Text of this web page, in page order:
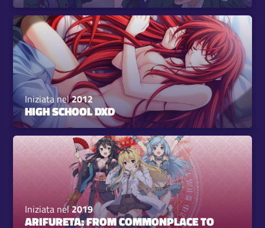
Iniziata nel2012
HIGH SCHOOL DXD
Iniziata nel2019
ARIFURETA: FROM COMMONPLACE TO